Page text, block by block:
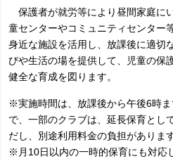
保護者が就労等により昼間家庭に
童センターやコミュニティセンター
身近な施設を活用し、放課後に適切
びや生活の場を提供して、児童の保
健全な育成を図ります。
※実施時間は、放課後から午後6時
で、一部のクラブは、延長保育とし
だし、別途利用料金の負担があります
※月10日以内の一時的保育にも対応